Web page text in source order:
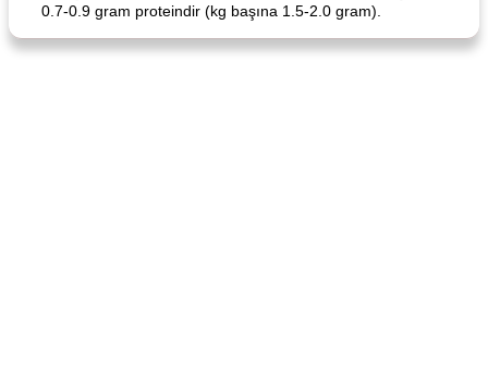
0.7-0.9 gram proteindir (kg başına 1.5-2.0 gram).